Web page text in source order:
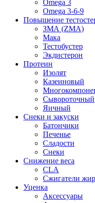
Omega 3
Omega 3-6-9
Повышение
ЗМА (ZMA)
Мака
Тестобустер
Экдистерон
Протеин
Изолят
Казеиновый
Сывороточный
Яичный
Снеки и закуски
Батончики
Печенье
Сладости
Снеки
Снижение веса
CLA
Сжигатели
Уценка
Аксессуары